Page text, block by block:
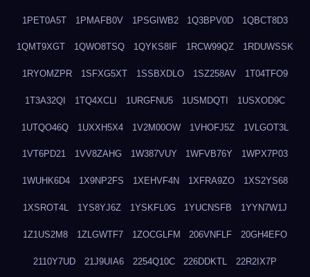
1PET0A5T 1PMAFB0V 1PSGIWB2 1Q3BPV0D 1QBCT8D3
1QMT9XGT 1QWO8TSQ 1QYKS8IF 1RCW99QZ 1RDUWSSK
1RYOMZPR 1SFXG5XT 1SSBXDLO 1SZ258AV 1T04TFO9
1T3A32QI 1TQ4XCLI 1URGFNU5 1USMDQTI 1USXOD9C
1UTQO46Q 1UXXH5X4 1V2M00OW 1VHOFJ5Z 1VLGOT3L
1VT6PD21 1VV8ZAHG 1W387VUY 1WFVB76Y 1WPX7P03
1WUHK6D4 1X9NP2FS 1XEHVF4N 1XFRA9ZO 1XS2YS68
1XSROT4L 1YS8YJ6Z 1YSKFL0G 1YUCNSFB 1YYN7W1J
1Z1US2M8 1ZLGWTF7 1ZOCGLFM 206VNFLF 20GH4EFO
2110Y7UD 21J9UIA6 2254Q10C 226DDKTL 22R2IX7P